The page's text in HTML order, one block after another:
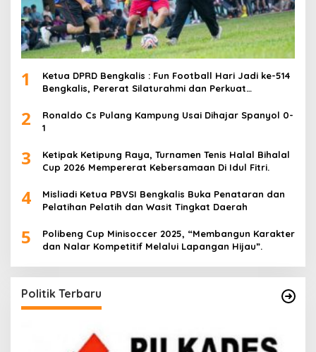
1
Ketua DPRD Bengkalis : Fun Football Hari Jadi ke-514
Bengkalis, Pererat Silaturahmi dan Perkuat
2
Ronaldo Cs Pulang Kampung Usai Dihajar Spanyol 0-
1
3
Ketipak Ketipung Raya, Turnamen Tenis Halal Bihalal
Cup 2026 Mempererat Kebersamaan Di Idul Fitri.
4
Misliadi Ketua PBVSI Bengkalis Buka Penataran dan
Pelatihan Pelatih dan Wasit Tingkat Daerah
5
Polibeng Cup Minisoccer 2025, “Membangun Karakter
dan Nalar Kompetitif Melalui Lapangan Hijau”.
Politik Terbaru